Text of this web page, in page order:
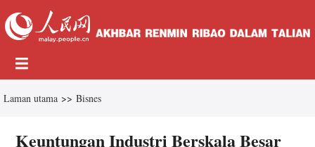
Laman utama >> Bisnes
Keuntungan Industri Berskala Besar